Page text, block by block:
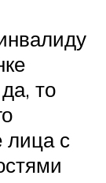
то
лица с